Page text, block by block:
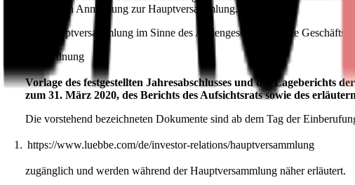
erforderlichen Anmeldung zur Hauptversammlung.
Ort der Hauptversammlung im Sinne des Aktiengesetzes sind die
I. Tagesordnung
1.
Vorlage des festgestellten Jahresabschlusses und des Lageberichts
zum 31. März 2020, des Berichts des Aufsichtsrats sowie des
Die vorstehend bezeichneten Dokumente sind ab dem Tag der
https://www.luebbe.com/de/investor-relations/hauptversammlung
zugänglich und werden während der Hauptversammlung näher erläutert.